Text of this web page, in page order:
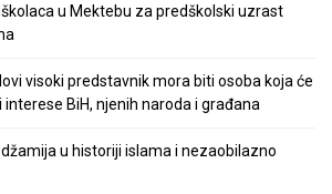
u Mektebu za predškolski uzrast
visoki predstavnik mora biti osoba koja će
BiH, njenih naroda i građana
u historiji islama i nezaobilazno